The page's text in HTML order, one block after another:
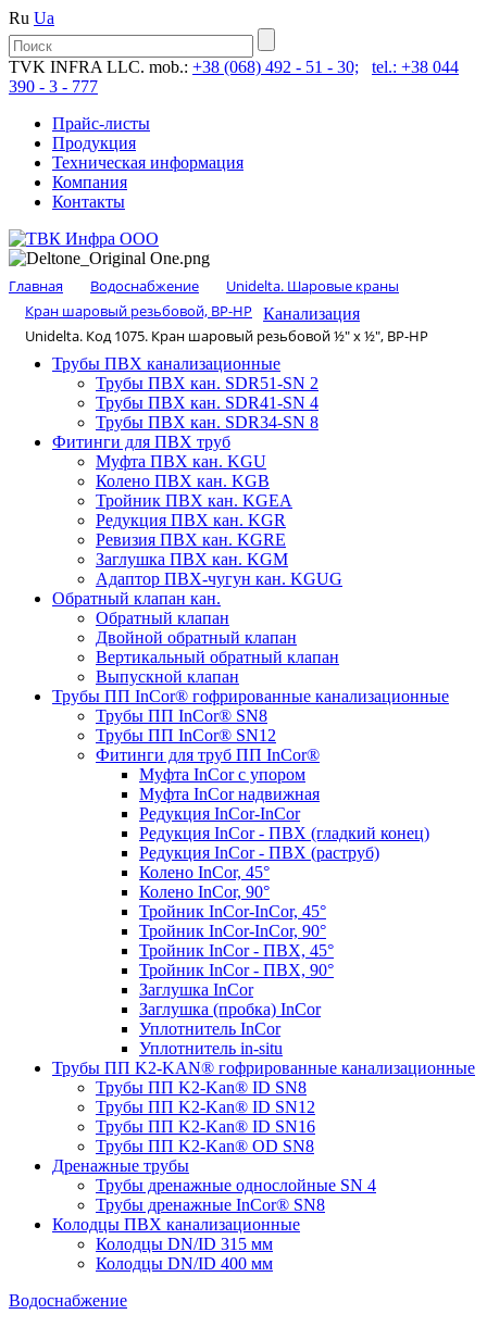
Ru Ua
TVK INFRA LLC. mob.: +38 (068) 492 - 51 - 30;
tel.: +38 044
390 - 3 - 777
Прайс-листы
Продукция
Техническая информация
Компания
Контакты
Главная Водоснабжение
Unidelta. Шаровые краны
Кран шаровый резьбовой, ВР-НР
Unidelta. Код 1075. Кран шаровый резьбовой ½″ х ½″, ВР-НР
Канализация
Трубы ПВХ канализационные
Трубы ПВХ кан. SDR51-SN 2
Трубы ПВХ кан. SDR41-SN 4
Трубы ПВХ кан. SDR34-SN 8
Фитинги для ПВХ труб
Муфта ПВХ кан. KGU
Колено ПВХ кан. KGB
Тройник ПВХ кан. KGEA
Редукция ПВХ кан. KGR
Ревизия ПВХ кан. KGRE
Заглушка ПВХ кан. KGM
Адаптор ПВХ-чугун кан. KGUG
Обратный клапан кан.
Обратный клапан
Двойной обратный клапан
Вертикальный обратный клапан
Выпускной клапан
Трубы ПП InCor® гофри­рованные канализационные
Трубы ПП InCor® SN8
Трубы ПП InCor® SN12
Фитинги для труб ПП InCor®
Муфта InCor с упором
Муфта InCor надвижная
Редукция InCor-InCor
Редукция InCor - ПВХ (гладкий конец)
Редукция InCor - ПВХ (раструб)
Колено InCor, 45°
Колено InCor, 90°
Тройник InCor-InCor, 45°
Тройник InCor-InCor, 90°
Тройник InCor - ПВХ, 45°
Тройник InCor - ПВХ, 90°
Заглушка InCor
Заглушка (пробка) InCor
Уплотнитель InCor
Уплотнитель in-situ
Трубы ПП K2-KAN® гофри­рованные канализационные
Трубы ПП K2-Kan® ID SN8
Трубы ПП K2-Kan® ID SN12
Трубы ПП K2-Kan® ID SN16
Трубы ПП K2-Kan® OD SN8
Дренажные трубы
Трубы дренажные однослойные SN 4
Трубы дренажные InCor® SN8
Колодцы ПВХ канализационные
Колодцы DN/ID 315 мм
Колодцы DN/ID 400 мм
Водоснабжение